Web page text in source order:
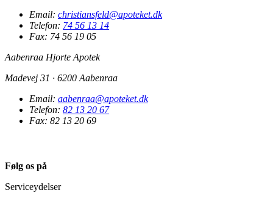
Email: christiansfeld@apoteket.dk
Telefon: 74 56 13 14
Fax: 74 56 19 05
Aabenraa Hjorte Apotek
Madevej 31 · 6200 Aabenraa
Email: aabenraa@apoteket.dk
Telefon: 82 13 20 67
Fax: 82 13 20 69
Følg os på
Serviceydelser